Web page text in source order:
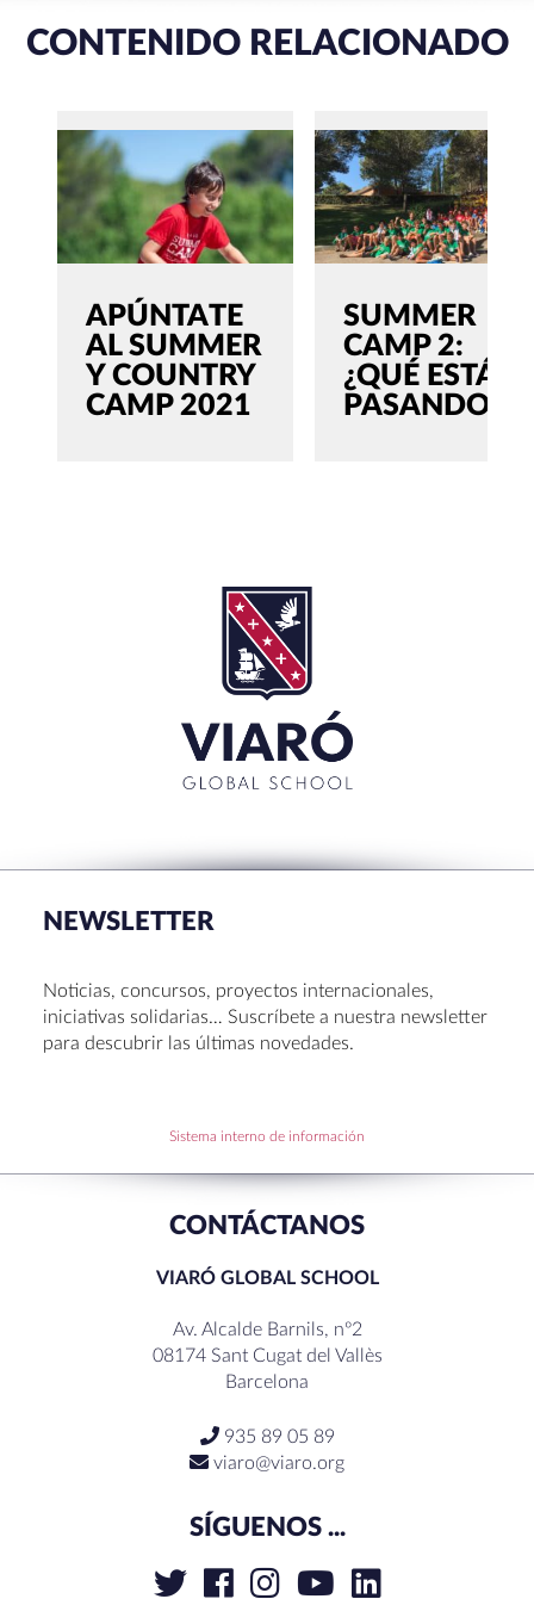
CONTENIDO RELACIONADO
APÚNTATE
AL SUMMER
Y COUNTRY
CAMP 2021
SUMMER
CAMP 2:
¿QUÉ ESTÁ
PASANDO?
La Muestra de Artes 2026: creatividad, música y
Congreso UNIV 2026
Hábitos saludables: 8 consejos prácticos para
disfrutar la Navidad.
RECENT COMMENTS
NEWSLETTER
Noticias, concursos, proyectos internacionales,
iniciativas solidarias… Suscríbete a nuestra newsletter
para descubrir las últimas novedades.
Sistema interno de información
CONTÁCTANOS
VIARÓ GLOBAL SCHOOL
Av. Alcalde Barnils, nº2
08174 Sant Cugat del Vallès
Barcelona
935 89 05 89
viaro@viaro.org
SÍGUENOS ...